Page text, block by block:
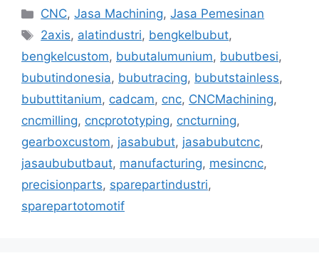
Categories
CNC,Jasa Machining,Jasa Pemesinan
Tags
2axis, alatindustri, bengkelbubut,
bengkelcustom, bubutalumunium, bubutbesi,
bubutindonesia, bubutracing, bubutstainless,
bubuttitanium, cadcam, cnc, CNCMachining,
cncmilling, cncprototyping, cncturning,
gearboxcustom, jasabubut, jasabubutcnc,
jasaububutbaut, manufacturing, mesincnc,
precisionparts, sparepartindustri,
sparepartotomotif